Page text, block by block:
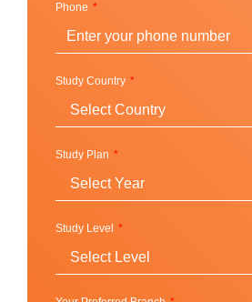
และพร้อมต้อนรับนักศึกษามากกว่า
ข้อมูลเพิ่มเติมเกี่ยวกับโปรแกรมที่เร
ทางคาร์ดิฟฟ์ของคุณวันนี้!
ทำเลที่ตั้งและวิทยาเขต
รายชื่อสาขาวิชาที่เปิดสอน
Phone
Study Country
Study Plan
Study Level